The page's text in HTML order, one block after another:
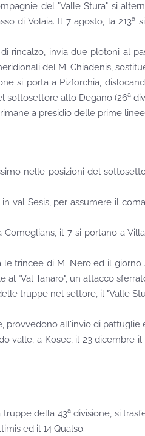
del "Valle Stura" si
di Volaia. Il 7 agosto, la 213a
invia due plotoni al
del M. Chiadenis,
porta a Pizforchia,
sottosettore alto Degano (26a
a presidio delle prime
nelle posizioni del
Sesis, per assumere il
il 7 si portano a
trincee di M. Nero ed il giorno
al "Val Tanaro", un attacco
truppe nel settore, il "Valle
all'invio di pattuglie
a Kosec, il 23 dicembre il
della 43adivisione, si
ed il 14 Qualso.